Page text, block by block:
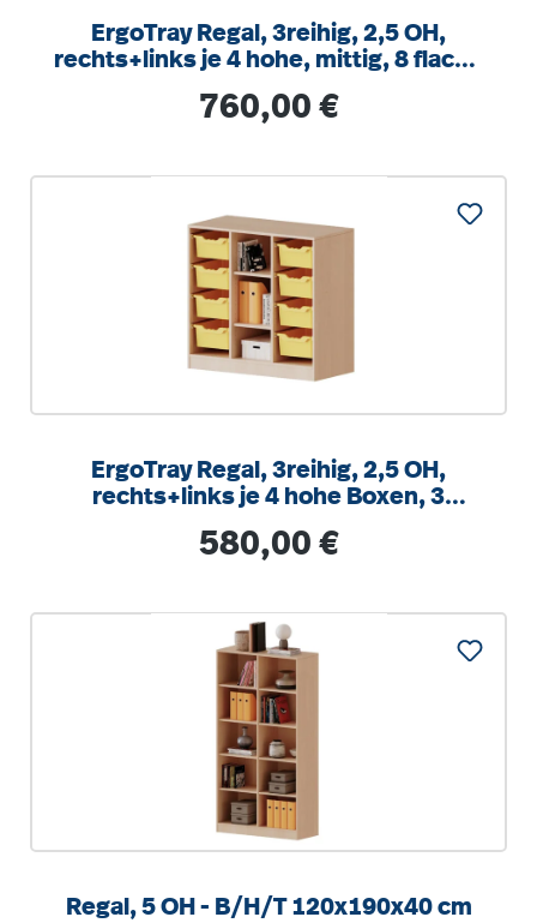
ErgoTray Regal, 3reihig, 2,5 OH,
rechts+links je 4 hohe, mittig, 8 flache
Regulärer Preis:
760,00 €
ErgoTray Regal, 3reihig, 2,5 OH,
rechts+links je 4 hohe Boxen, 3
B/H/T104,5x100x40cm
Regulärer Preis:
580,00 €
Regal, 5 OH - B/H/T 120x190x40 cm